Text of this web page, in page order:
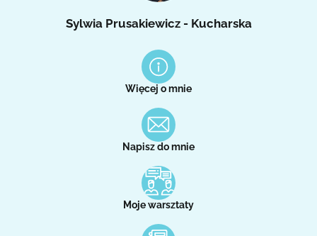
Sylwia Prusakiewicz - Kucharska
Więcej o mnie
Napisz do mnie
Moje warsztaty